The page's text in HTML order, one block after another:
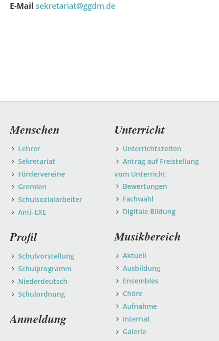
E-Mail sekretariat@ggdm.de
Navigation
Menschen
Lehrer
Sekretariat
Fördervereine
Gremien
Schulsozialarbeiter
Anti-EXE
Unterricht
Unterrichtszeiten
Antrag auf Freistellung
vom Unterricht
Bewertungen
Fachwahl
Digitale Bildung
Musikbereich
Aktuell
Ausbildung
Ensembles
Chöre
Aufnahme
Internat
Galerie
Profil
Schulvorstellung
Schulprogramm
Niederdeutsch
Schulordnung
Anmeldung